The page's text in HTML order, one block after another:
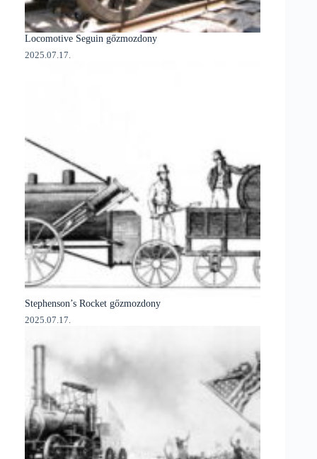
Locomotive Seguin gőzmozdony
2025.07.17.
Stephenson’s Rocket gőzmozdony
2025.07.17.